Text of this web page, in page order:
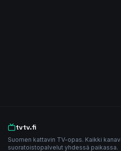
tvtv.fi
Suomen kattavin TV-opas. Kaikki
suoratoistopalvelut yhdessä paikassa.